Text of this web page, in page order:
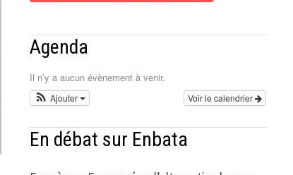
Agenda
Il n’y a aucun évènement à venir.
Voir le calendrier
Ajouter
En débat sur Enbata